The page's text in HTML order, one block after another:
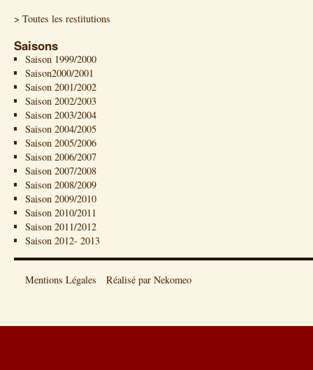
> Toutes les restitutions
Saisons
Saison 1999/2000
Saison2000/2001
Saison 2001/2002
Saison 2002/2003
Saison 2003/2004
Saison 2004/2005
Saison 2005/2006
Saison 2006/2007
Saison 2007/2008
Saison 2008/2009
Saison 2009/2010
Saison 2010/2011
Saison 2011/2012
Saison 2012- 2013
Mentions Légales Réalisé par Nekomeo